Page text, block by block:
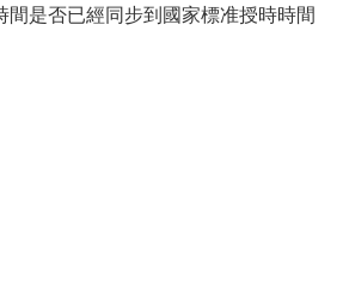
間是否已經同步到國家標准授時時間